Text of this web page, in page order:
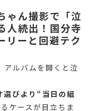
ゃん撮影で「泣
人続出！国分寺
リーと回避テク
アルバムを開くと泣
選びより“当日の組
ケースが目立ちま